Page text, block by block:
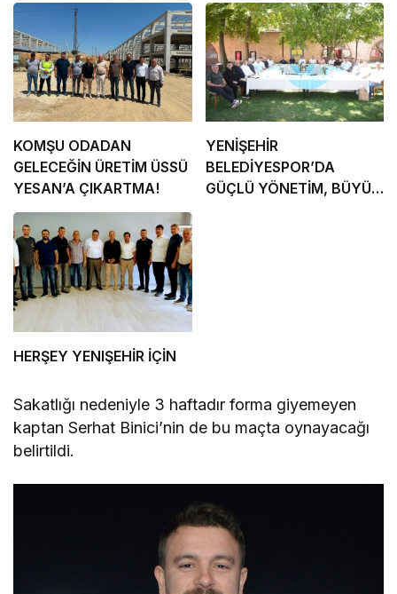
KOMŞU ODADAN
GELECEĞİN ÜRETİM ÜSSÜ
YESAN’A ÇIKARTMA!
YENİŞEHİR
BELEDİYESPOR’DA
GÜÇLÜ YÖNETİM, BÜYÜK
HERŞEY YENIŞEHİR İÇİN
Sakatlığı nedeniyle 3 haftadır forma giyemeyen
kaptan Serhat Binici’nin de bu maçta oynayacağı
belirtildi.